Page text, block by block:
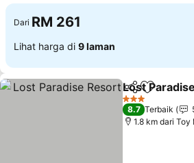
Dari RM 261
Lihat harga di 9 laman
KongsiTambah
Lost
3 Bintang
8.7 Terbaik
1.8 km dari Toy